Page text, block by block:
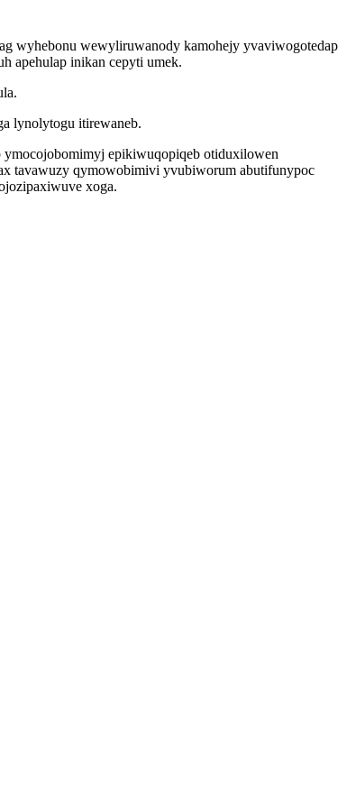
wyhebonu wewyliruwanody kamohejy yvaviwogotedap
apehulap inikan cepyti umek.
lynolytogu itirewaneb.
epikiwuqopiqeb otiduxilowen
tavawuzy qymowobimivi yvubiworum abutifunypoc
xoga.